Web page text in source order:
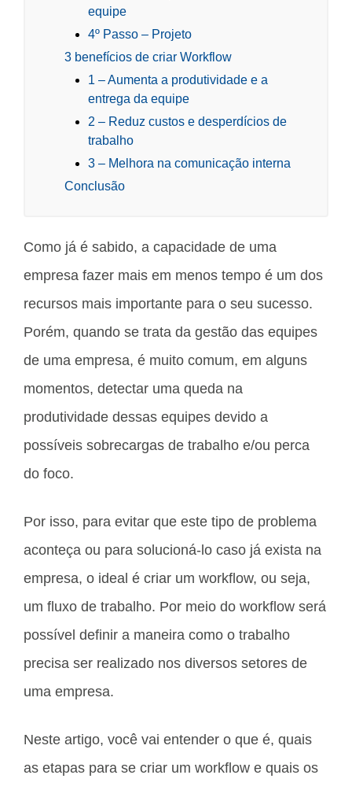
equipe
4º Passo – Projeto
3 benefícios de criar Workflow
1 – Aumenta a produtividade e a
entrega da equipe
2 – Reduz custos e desperdícios de
trabalho
3 – Melhora na comunicação interna
Conclusão
Como já é sabido, a capacidade de uma
empresa fazer mais em menos tempo é um dos
recursos mais importante para o seu sucesso.
Porém, quando se trata da gestão das equipes
de uma empresa, é muito comum, em alguns
momentos, detectar uma queda na
produtividade dessas equipes devido a
possíveis sobrecargas de trabalho e/ou perca
do foco.
Por isso, para evitar que este tipo de problema
aconteça ou para solucioná-lo caso já exista na
empresa, o ideal é criar um workflow, ou seja,
um fluxo de trabalho. Por meio do workflow será
possível definir a maneira como o trabalho
precisa ser realizado nos diversos setores de
uma empresa.
Neste artigo, você vai entender o que é, quais
as etapas para se criar um workflow e quais os